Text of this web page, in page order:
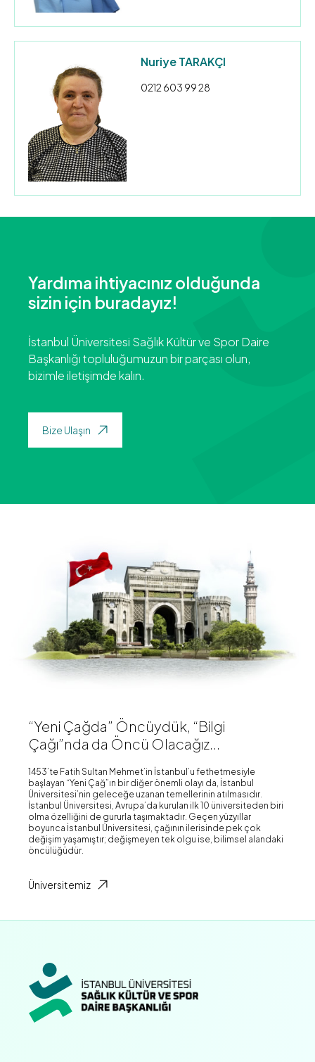
Nuriye TARAKÇI
0212 603 99 28
Yardıma ihtiyacınız olduğunda
sizin için buradayız!
Bize Ulaşın
İstanbul Üniversitesi Sağlık Kültür ve Spor Daire
Başkanlığı topluluğumuzun bir parçası olun,
bizimle iletişimde kalın.
“Yeni Çağda” Öncüydük, “Bilgi
Çağı”nda da Öncü Olacağız...
1453’te Fatih Sultan Mehmet’in İstanbul’u fethetmesiyle
başlayan “Yeni Çağ”ın bir diğer önemli olayı da, İstanbul
Üniversitesi’nin geleceğe uzanan temellerinin atılmasıdır.
İstanbul Üniversitesi, Avrupa’da kurulan ilk 10 üniversiteden biri
olma özelliğini de gururla taşımaktadır. Geçen yüzyıllar
boyunca İstanbul Üniversitesi, çağının ilerisinde pek çok
değişim yaşamıştır; değişmeyen tek olgu ise, bilimsel alandaki
öncülüğüdür.
Üniversitemiz